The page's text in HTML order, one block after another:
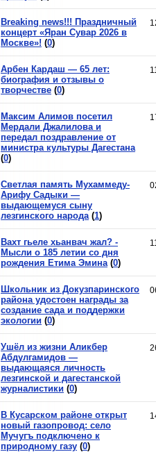
Breaking news!!! Праздничный
концерт «Яран Сувар 2026 в
Москве»! (0)
Арбен Кардаш — 65 лет:
биография и отзывы о
творчестве (0)
Максим Алимов посетил
Мердали Джалилова и
передал поздравление от
министра культуры Дагестана
(0)
Светлая память Мухаммеду-
Арифу Садыки —
выдающемуся сыну
лезгинского народа (1)
Вахт гьеле хьанвач жал? -
Мысли о 185 летии со дня
рождения Етима Эмина (0)
Школьник из Докузпаринского
района удостоен награды за
создание сада и поддержки
экологии (0)
Ушёл из жизни Аликбер
Абдулгамидов —
выдающаяся личность
лезгинской и дагестанской
журналистики (0)
В Кусарском районе открыт
новый газопровод: село
Мучугъ подключено к
природному газу (0)